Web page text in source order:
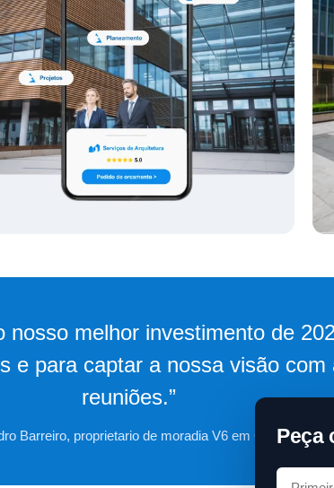
nosso melhor investimento de
e para captar a nossa visão com
reuniões.”
Barreiro, proprietario de moradia V6 em OeirasPeça